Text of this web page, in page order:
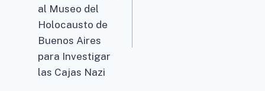
al Museo del
Holocausto de
Buenos Aires
para Investigar
las Cajas Nazi